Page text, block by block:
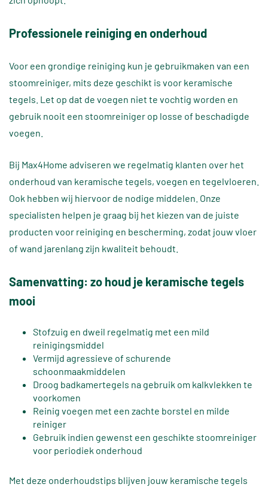
Professionele reiniging en onderhoud
Voor een grondige reiniging kun je gebruikmaken van een
stoomreiniger, mits deze geschikt is voor keramische
tegels. Let op dat de voegen niet te vochtig worden en
gebruik nooit een stoomreiniger op losse of beschadigde
voegen.
Bij Max4Home adviseren we regelmatig klanten over het
onderhoud van keramische tegels, voegen en tegelvloeren.
Ook hebben wij hiervoor de nodige middelen. Onze
specialisten helpen je graag bij het kiezen van de juiste
producten voor reiniging en bescherming, zodat jouw vloer
of wand jarenlang zijn kwaliteit behoudt.
Samenvatting: zo houd je keramische tegels
mooi
Stofzuig en dweil regelmatig met een mild
reinigingsmiddel
Vermijd agressieve of schurende
schoonmaakmiddelen
Droog badkamertegels na gebruik om kalkvlekken te
voorkomen
Reinig voegen met een zachte borstel en milde
reiniger
Gebruik indien gewenst een geschikte stoomreiniger
voor periodiek onderhoud
Met deze onderhoudstips blijven jouw keramische tegels